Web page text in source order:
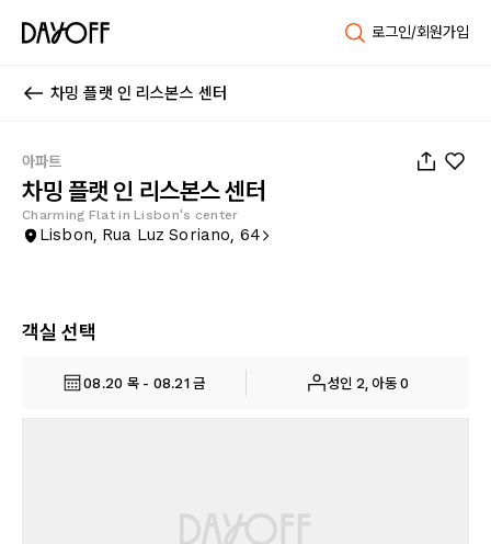
로그인/회원가입
차밍 플랫 인 리스본스 센터
아파트
차밍 플랫 인 리스본스 센터
Charming Flat in Lisbon's center
Lisbon, Rua Luz Soriano, 64
객실 선택
08.20 목 - 08.21 금 성인 2, 아동 0